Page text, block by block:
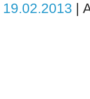
19.02.2013 |